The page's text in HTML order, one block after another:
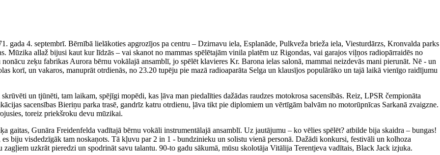
gada 4. septembrī. Bērnībā lielākoties apgrozījos pa centru – Dzirnavu iela, Esplanāde, Pulkveža brieža iela, Viesturdārzs, Kronvalda parks
Mūzika allaž bijusi kaut kur līdzās – vai skanot no mammas spēlētajām vinila platēm uz Rigondas, vai garajos viļņos radiopārraidēs no
zeķu fabrikas Aurora bērnu vokālajā ansamblī, jo spēlēt klavieres Kr. Barona ielas salonā, mammai neizdevās mani pierunāt. Nē - un
korī, un vakaros, manuprāt otrdienās, no 23.20 tupēju pie mazā radioaparāta Selga un klausījos populārāko un tajā laikā vienīgo raidījumu
un tjūnēti, tam laikam, spējīgi mopēdi, kas ļāva man piedalīties dažādas raudzes motokrosa sacensībās. Reiz, LPSR čempionāta
sacensības Bieriņu parka trasē, gandrīz katru otrdienu, ļāva tikt pie diplomiem un vērtīgām balvām no motorūpnīcas Sarkanā zvaigzne.
toreiz priekšroku devu mūzikai.
gaitas, Gunāra Freidenfelda vadītajā bērnu vokāli instrumentālajā ansamblī. Uz jautājumu – ko vēlies spēlēt? atbilde bija skaidra – bungas!
biju visdedzīgāk tam noskaņots. Tā kļuvu par 2 in 1 - bundzinieku un solistu vienā personā. Dažādi konkursi, festivāli un kolhoza
uzkrāt pieredzi un spodrināt savu talantu. 90-to gadu sākumā, mūsu skolotāja Vitālija Terentjeva vadītais, Black Jack izjuka.